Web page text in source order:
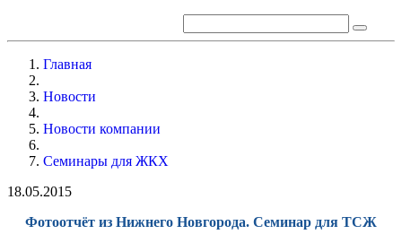
Главная
Новости
Новости компании
Семинары для ЖКХ
18.05.2015
Фотоотчёт из Нижнего Новгорода. Семинар для ТСЖ